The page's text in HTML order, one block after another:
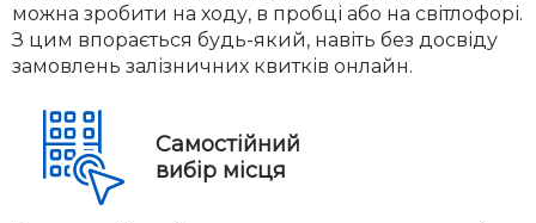
можна зробити на ходу, в пробці або на світлофорі.
З цим впорається будь-який, навіть без досвіду
замовлень залізничних квитків онлайн.
Самостійний
вибір місця